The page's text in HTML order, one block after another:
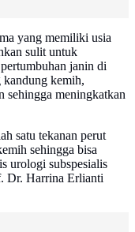
yang memiliki usia
sulit untuk
janin di
kandung kemih,
sehingga meningkatkan
satu tekanan perut
sehingga bisa
urologi subspesialis
Dr. Harrina Erlianti